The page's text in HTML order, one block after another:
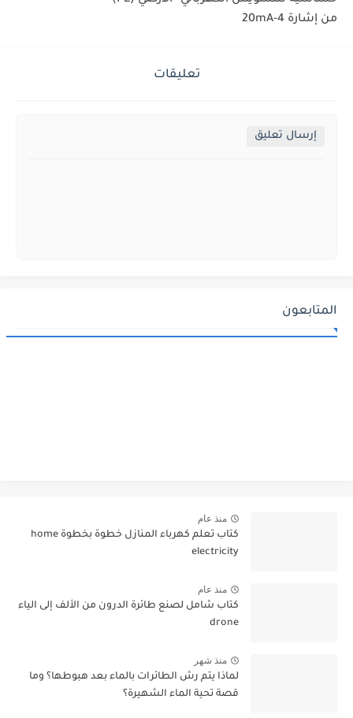
من إشارة 4-20mA
تعليقات
إرسال تعليق
المتابعون
منذ عام
كتاب تعلم كهرباء المنازل خطوة بخطوة home
electricity
منذ عام
كتاب شامل لصنع طائرة الدرون من الألف إلى الياء
drone
منذ شهر
لماذا يتم رش الطائرات بالماء بعد هبوطها؟ وما
قصة تحية الماء الشهيرة؟